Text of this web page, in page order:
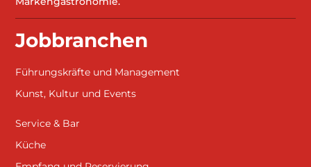
Jobbranchen
Führungskräfte und Management
Kunst, Kultur und Events
Service & Bar
Küche